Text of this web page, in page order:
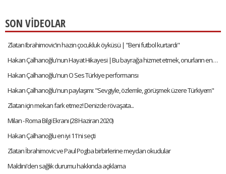
SON VİDEOLAR
Zlatan Ibrahimovic'in hazin çocukluk öyküsü | "Beni futbol kurtardı"
Hakan Çalhanoğlu'nun Hayat Hikayesi | Bu bayrağa hizmet etmek, onurların en büyüğüdür
Hakan Çalhanoğlu'nun O Ses Türkiye performansı
Hakan Çalhanoğlu'nun paylaşımı: "Sevgiyle, özlemle, görüşmek üzere Türkiyem"
Zlatan için mekan fark etmez! Denizde rövaşata...
Milan - Roma Bilgi Ekranı (28 Haziran 2020)
Hakan Çalhanoğlu en iyi 11'ni seçti
Zlatan İbrahimovic ve Paul Pogba birbirlerine meydan okudular
Maldini'den sağlık durumu hakkında açıklama